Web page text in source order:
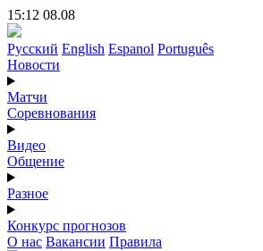
15:12 08.08
Русский English Espanol Português
Новости
Матчи
Соревнования
Видео
Общение
Разное
Конкурс прогнозов
О нас Вакансии Правила